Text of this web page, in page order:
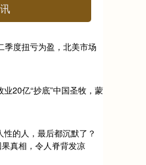
季度扭亏为盈，北美市场
20亿“抄底”中国圣牧，蒙
的人，最后都沉默了？
果真相，令人脊背发凉